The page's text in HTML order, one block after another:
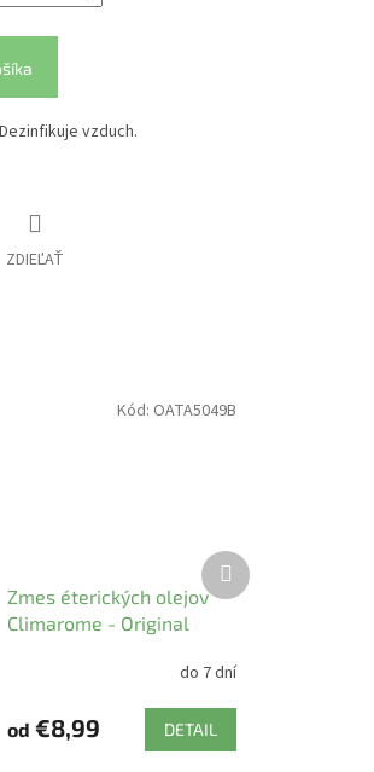
vzduch.
ZDIEĽAŤ
Zmes éterických olejov
Climarome - Original
do 7 dní
od €8,99 DETAIL
Kód: OATA5049B
Ďalší
produkt